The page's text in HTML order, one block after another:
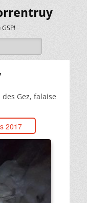
Gez, falaise
2017